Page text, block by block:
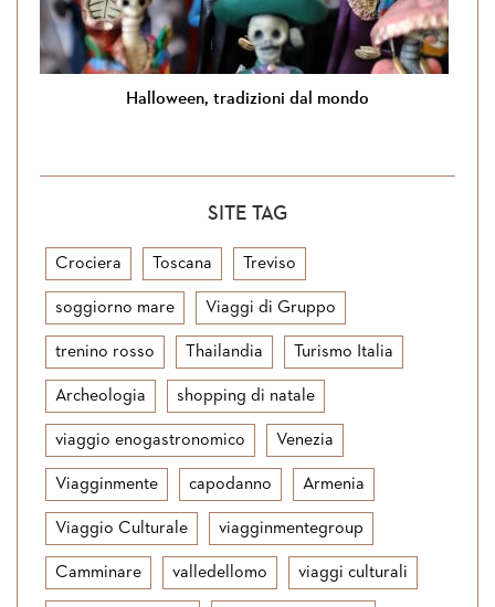
Halloween, tradizioni dal mondo
SITE TAG
Crociera Toscana Treviso
soggiorno mare Viaggi di Gruppo
trenino rosso Thailandia Turismo Italia
Archeologia shopping di natale
viaggio enogastronomico Venezia
Viagginmente capodanno Armenia
Viaggio Culturale viagginmentegroup
Camminare valledellomo viaggi culturali